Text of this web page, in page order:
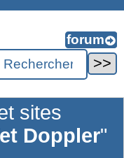
sites
Doppler"